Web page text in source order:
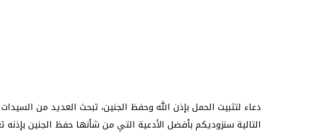
دعاء لتثبيت الحمل بإذن الله وحفظ الجنين، تبحث العديد من
التالية سنزوديكم بأفضل الأدعية التي من شأنها حفظ الجنين بإذنه